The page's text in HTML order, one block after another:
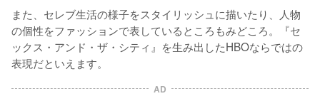
また、セレブ生活の様子をスタイリッシュに描いたり、人物
の個性をファッションで表しているところもみどころ。『セ
ックス・アンド・ザ・シティ』を生み出したHBOならではの
表現だといえます。
AD